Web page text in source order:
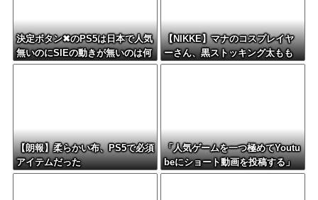
決定ボタン✖のPS5は日本で人気
無いのにSIEの動きが無いのは何
故？
【NIKKE】マナのコスプレイヤ
ーさん、黒ストッキング太もも
がえちえちィ！
【朗報】柔らかい布、PS5で必須
アイテムだった
「人気ゲームを一つ極めてYoutu
beにショート動画を投稿する」
←これだけで不労所得が得られ